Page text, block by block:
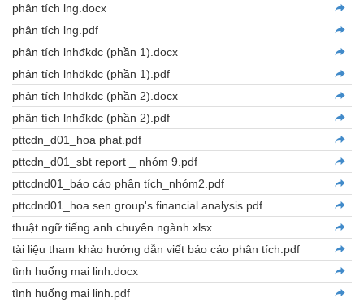
phân tích lng.docx
phân tích lng.pdf
phân tích lnhđkdc (phần 1).docx
phân tích lnhđkdc (phần 1).pdf
phân tích lnhđkdc (phần 2).docx
phân tích lnhđkdc (phần 2).pdf
pttcdn_d01_hoa phat.pdf
pttcdn_d01_sbt report _ nhóm 9.pdf
pttcdnd01_báo cáo phân tích_nhóm2.pdf
pttcdnd01_hoa sen group's financial analysis.pdf
thuật ngữ tiếng anh chuyên ngành.xlsx
tài liệu tham khảo hướng dẫn viết báo cáo phân tích.pdf
tình huống mai linh.docx
tình huống mai linh.pdf